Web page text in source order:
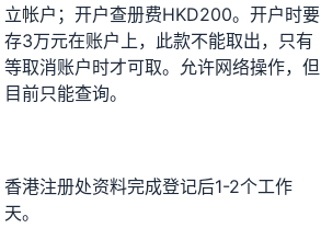
立帐户；开户查册费HKD200。开户时要
存3万元在账户上，此款不能取出，只有
等取消账户时才可取。允许网络操作，但
目前只能查询。
香港注册处资料完成登记后1-2个工作
天。